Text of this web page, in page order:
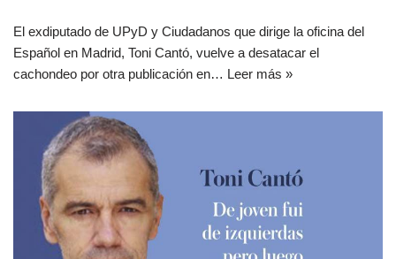
El exdiputado de UPyD y Ciudadanos que dirige la oficina del
Español en Madrid, Toni Cantó, vuelve a desatacar el
cachondeo por otra publicación en… Leer más »